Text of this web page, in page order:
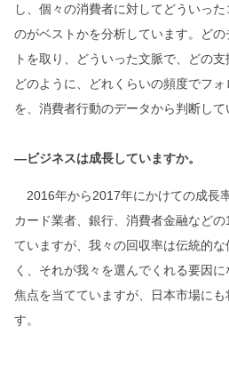
し、個々の消費者に対してどういっ
のがベストかを分析しています。ど
トを取り、どういった文脈で、どの支
どのように、どれくらいの頻度でフ
を、消費者行動のデータから判断して
―ビジネスは成長していますか。
2016年から2017年にかけての成長
カード業者、銀行、消費者金融など
ていますが、我々の回収率は伝統的
く、それが我々を選んでくれる要因
焦点を当てていますが、日本市場に
す。